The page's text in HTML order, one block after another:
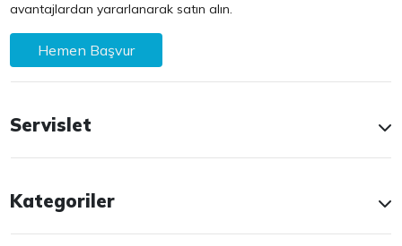
avantajlardan yararlanarak satın alın.
Hemen Başvur
Servislet
Kategoriler